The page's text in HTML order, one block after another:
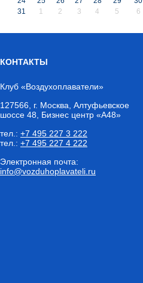
31
1 2 3 4 5 6
КОНТАКТЫ
Клуб «Воздухоплаватели»
127566 г. Москва , Алтуфьевское
шоссе 48, Бизнес центр «А48»
тел.: +7 495 227 3 222
тел.: +7 495 227 4 222
Электронная почта:
info@vozduhoplavateli.ru